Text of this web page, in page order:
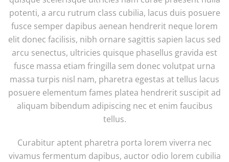
potenti, a arcu rutrum class cubilia, lacus duis posuere
fusce semper dapibus aenean hendrerit neque lorem
elit donec facilisis, nibh ornare sagittis sapien lacus sed
arcu senectus, ultricies quisque phasellus gravida est
fusce massa etiam fringilla sem donec volutpat urna
massa turpis nisl nam, pharetra egestas at tellus lacus
posuere elementum fames platea hendrerit suscipit ad
aliquam bibendum adipiscing nec et enim faucibus
tellus.
Curabitur aptent pharetra porta lorem viverra nec
vivamus fermentum dapibus, auctor odio lorem cubilia